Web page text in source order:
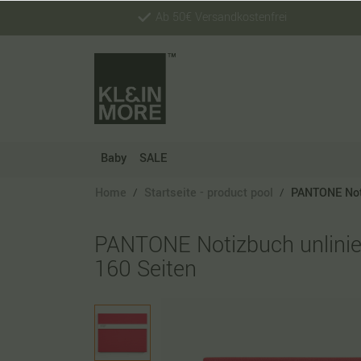
Baby SALE
Home Startseite - product pool PANTONE
PANTONE Notizbuch
160 Seiten